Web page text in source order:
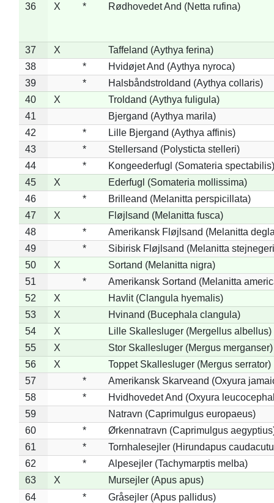
36
X * Rødhovedet And (Netta rufina)
37 X
Taffeland (Aythya ferina)
38
*
Hvidøjet And (Aythya nyroca)
39
*
Halsbåndstroldand (Aythya collaris)
40
X
Troldand (Aythya fuligula)
41
Bjergand (Aythya marila)
42
*
Lille Bjergand (Aythya affinis)
43
*
Stellersand (Polysticta stelleri)
44
*
Kongeederfugl (Somateria spectabilis)
45
X
Ederfugl (Somateria mollissima)
46
*
Brilleand (Melanitta perspicillata)
47
X
Fløjlsand (Melanitta fusca)
48
*
Amerikansk Fløjlsand (Melanitta
49
*
Sibirisk Fløjlsand (Melanitta
50
X
Sortand (Melanitta nigra)
51
*
Amerikansk Sortand (Melanitta
52
X
Havlit (Clangula hyemalis)
53
X
Hvinand (Bucephala clangula)
54
X
Lille Skallesluger (Mergellus albellus)
55
X
Stor Skallesluger (Mergus merganser)
56
X
Toppet Skallesluger (Mergus serrator)
57
*
Amerikansk Skarveand (Oxyura
58
*
Hvidhovedet And (Oxyura
59
Natravn (Caprimulgus europaeus)
60
*
Ørkennatravn (Caprimulgus
61
*
Tornhalesejler (Hirundapus
62
*
Alpesejler (Tachymarptis melba)
63
X
Mursejler (Apus apus)
64
*
Gråsejler (Apus pallidus)